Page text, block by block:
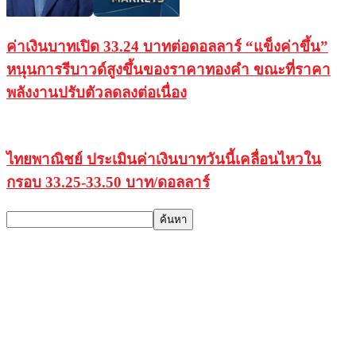
ค่าเงินบาทเปิด 33.24 บาทต่อดอลลาร์ “แข็งค่าขึ้น”
หนุนการรีบาวด์สูงขึ้นของราคาทองคำ ขณะที่ราคา
พลังงานปรับตัวลดลงต่อเนื่อง
ไทยพาณิชย์ ประเมินค่าเงินบาทวันนี้เคลื่อนไหวใน
กรอบ 33.25-33.50 บาท/ดอลลาร์